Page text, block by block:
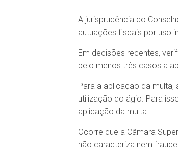
A jurisprudência do
autuações fiscais por uso
Em decisões recentes,
pelo menos três casos a
Para a aplicação da
utilização do ágio. Para
aplicação da multa.
Ocorre que a Câmara
não caracteriza nem